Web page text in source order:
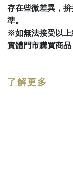
存在些微差異，
準。
※如無法接受以上
實體門市購買商品
了解更多